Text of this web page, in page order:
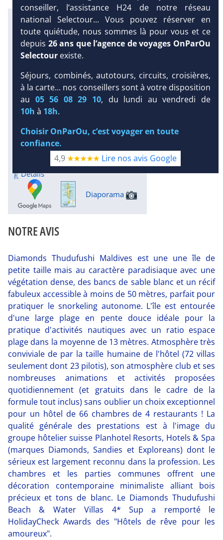
DEMANDE
D’INFORMATIONS
RÉSERVATION
Infos météo :
29 °C
160 mm
29 °C
Infos plages :
Dist.
< 100 m
Long.
800 m
13 m
Équipement :
72
Tx
Détails
Plongée sous-marine :
Détails
Excursions :
Détails
Diaporama
NOTRE AVIS
Diamonds Thudufushi Maldives est une une île de
petite taille mais au caractère paradisiaque avec une
végétation dense, des bancs de sable blanc et un récif
fabuleux accessible à moins de 50 mètres, parfait pour
pratiquer le snorkeling autonome. L'île est entourée
d'une large plage en pente douce idéale pour la
pratique d'activités nautiques avec un ratio espace
plage dans la moyenne de 13 mètres. Atmosphère très
conviviale de par la taille humaine de l'hôtel (72 villas
seulement dont 23 pilotis), son atmosphère club et ses
nombreuses animations et activités proposées
quotidiennement (et gratuits dans le cadre de la
formule tout inclus) sans oublier un choix exceptionnel
pour un hôtel de 66 chambres de 4 restaurants ! La
qualité générale des prestations est à l'image du
groupe hôtelier suisse Planhotel Resorts, Hotels & Spa
(marques Diamonds, Sandies et Exploreans) dont le
sérieux est largement reconnu dans la profession. Les
chambres et les parties communes offrent une
décoration contemporaine minimaliste alliant bois
précieux et tons de blanc. Le Diamonds Thudufushi
Beach & Water Villas 4* Sup a remporté le
HolidayCheck Awards des "Hôtels de rêve pour les
amoureux".
conseiller, l’assistance H24 de notre réseau
national Selectour... Vous pouvez réserver en
toute quiétude, nous sommes là pour vous et ce
depuis 26 ans que l’agence de voyages OnParOu
Selectour existe.
Séjours, combinés, autotours, circuits, croisières,
à la carte... nos conseillers sont à votre disposition
au 05 56 08 29 10, du lundi au vendredi de
10h à 18h.
Choisir OnParOu, c’est voyager en toute
confiance.
4,9
Lire nos avis Google